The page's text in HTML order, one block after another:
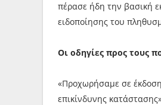
πέρασε ήδη την βασική
ειδοποίησης του
Οι οδηγίες προς τους
«Προχωρήσαμε σε
επικίνδυνης